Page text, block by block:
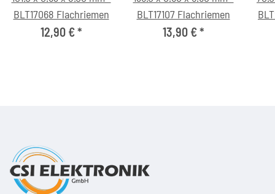
BLT17068 Flachriemen
12,90 €*
BLT17107 Flachriemen
13,90 €*